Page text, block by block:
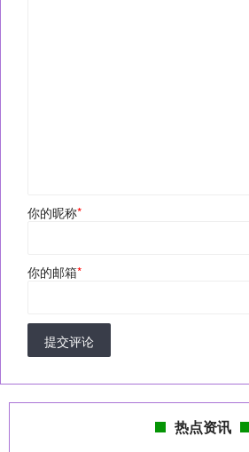
你的昵称*
你的邮箱*
提交评论
热点资讯